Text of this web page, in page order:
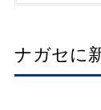
ナガセに